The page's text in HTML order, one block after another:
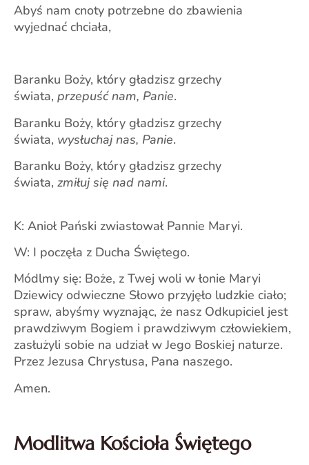
Abyś nam cnoty potrzebne do zbawienia
wyjednać chciała,
Baranku Boży, który gładzisz grzechy
świata, przepuść nam, Panie.
Baranku Boży, który gładzisz grzechy
świata, wysłuchaj nas, Panie.
Baranku Boży, który gładzisz grzechy
świata, zmiłuj się nad nami.
K: Anioł Pański zwiastował Pannie Maryi.
W: I poczęła z Ducha Świętego.
Módlmy się: Boże, z Twej woli w łonie Maryi
Dziewicy odwieczne Słowo przyjęło ludzkie ciało;
spraw, abyśmy wyznając, że nasz Odkupiciel jest
prawdziwym Bogiem i prawdziwym człowiekiem,
zasłużyli sobie na udział w Jego Boskiej naturze.
Przez Jezusa Chrystusa, Pana naszego.
Amen.
Modlitwa Kościoła Świętego